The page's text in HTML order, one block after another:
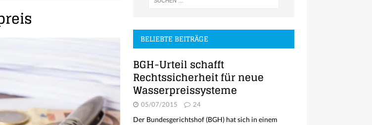
BELIEBTE BEITRÄGE
BGH-Urteil schafft
Rechtssicherheit für neue
Wasserpreissysteme
05/07/2015 24
Der Bundesgerichtshof (BGH) hat sich in einem